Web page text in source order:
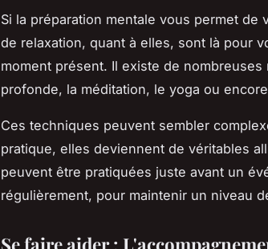
Si la préparation mentale vous permet
de relaxation, quant à elles, sont là pour
moment présent. Il existe de
profonde, la méditation, le yoga ou
Ces techniques peuvent sembler
pratique, elles deviennent de véritables
peuvent être pratiquées juste avant un
régulièrement, pour maintenir un niveau